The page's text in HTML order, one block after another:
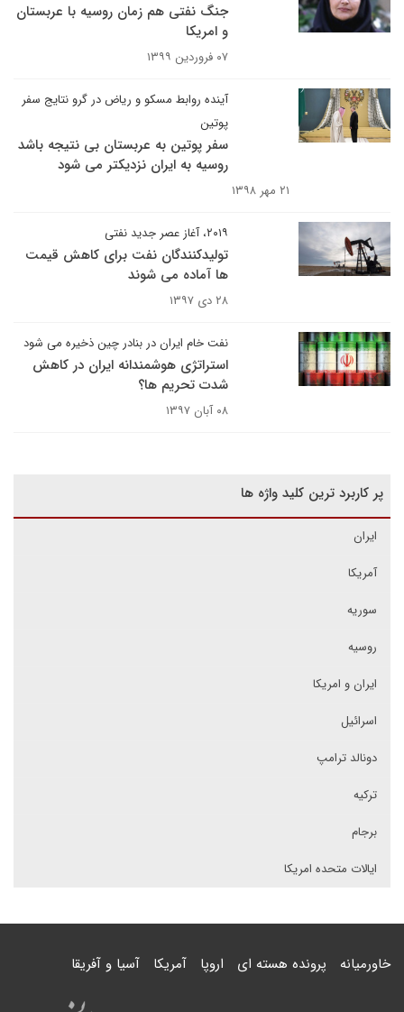
جنگ نفتی هم زمان روسیه با عربستان
و امریکا
۰۷ فروردین ۱۳۹۹
آینده روابط مسکو و ریاض در گرو نتایج سفر
پوتین
سفر پوتین به عربستان بی نتیجه باشد
روسیه به ایران نزدیکتر می شود
۲۱ مهر ۱۳۹۸
۲۰۱۹، آغاز عصر جدید نفتی
تولیدکنندگان نفت برای کاهش قیمت‌
ها آماده می ‌شوند
۲۸ دی ۱۳۹۷
نفت خام ایران در بنادر چین ذخیره می شود
استراتژی هوشمندانه ایران در کاهش
شدت تحریم ها؟
۰۸ آبان ۱۳۹۷
پر کاربرد ترین کلید واژه ها
ایران
آمریکا
سوریه
روسیه
ایران و امریکا
اسرائیل
دونالد ترامپ
ترکیه
برجام
ایالات متحده امریکا
خاورمیانه پرونده هسته ای اروپا آمریکا آسیا و آفریقا